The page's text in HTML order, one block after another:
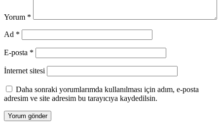
Yorum *
Ad *
E-posta *
İnternet sitesi
Daha sonraki yorumlarımda kullanılması için adım, e-posta
adresim ve site adresim bu tarayıcıya kaydedilsin.